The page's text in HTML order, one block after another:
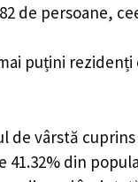
de persoane,
puțini
vârstă
din